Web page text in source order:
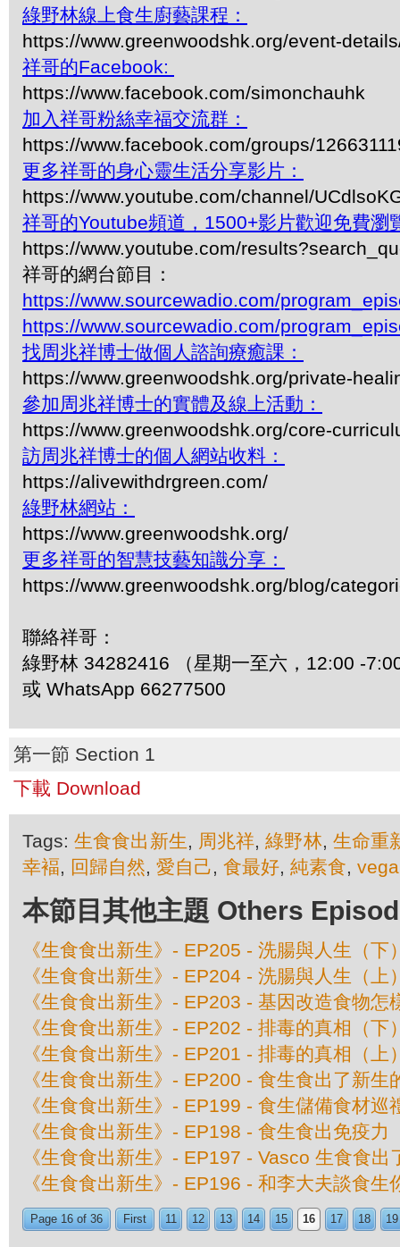
綠野林線上食生廚藝課程：
https://www.greenwoodshk.org/event-
祥哥的Facebook:
https://www.facebook.com/simonchauhk
加入祥哥粉絲幸福交流群：
https://www.facebook.com/groups/
更多祥哥的身心靈生活分享影片：
https://www.youtube.com/channel/
祥哥的Youtube頻道，1500+影片歡迎免費瀏
https://www.youtube.com/
祥哥的網台節目：
https://www.sourcewadio.com/
https://www.sourcewadio.com/
找周兆祥博士做個人諮詢療癒課：
https://www.greenwoodshk.org/private-
參加周兆祥博士的實體及線上活動：
https://www.greenwoodshk.org/core-
訪周兆祥博士的個人網站收料：
https://alivewithdrgreen.com/
綠野林網站：
https://www.greenwoodshk.org/
更多祥哥的智慧技藝知識分享：
https://www.greenwoodshk.org/blog/
聯絡祥哥：
綠野林 34282416 （星期一至六，12:00 -
或 WhatsApp 66277500
第一節 Section 1
下載 Download
Tags:生食食出新生, 周兆祥,綠野林, 生命重
幸褔, 回歸自然, 愛自己, 食最好, 純素食,
本節目其他主題 Others
《生食食出新生》- EP205 - 洗腸與人生（下
《生食食出新生》- EP204 - 洗腸與人生（上
《生食食出新生》- EP203 - 基因改造食物怎
《生食食出新生》- EP202 - 排毒的真相（下
《生食食出新生》- EP201 - 排毒的真相（上
《生食食出新生》- EP200 - 食生食出了新生
《生食食出新生》- EP199 - 食生儲備食材巡
《生食食出新生》- EP198 - 食生食出免疫力
《生食食出新生》- EP197 - Vasco 生食食出
《生食食出新生》- EP196 - 和李大夫談食生
Page 16 of 36 First 11 12 13 14 15 16 17 18 19